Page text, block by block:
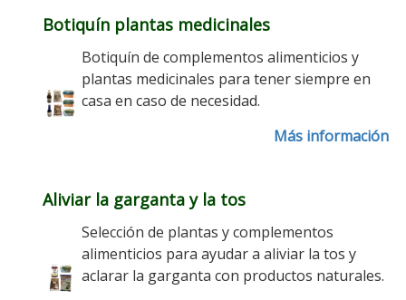
Botiquín plantas medicinales
Botiquín de complementos alimenticios y
plantas medicinales para tener siempre en
casa en caso de necesidad.
Más información
Aliviar la garganta y la tos
Selección de plantas y complementos
alimenticios para ayudar a aliviar la tos y
aclarar la garganta con productos naturales.